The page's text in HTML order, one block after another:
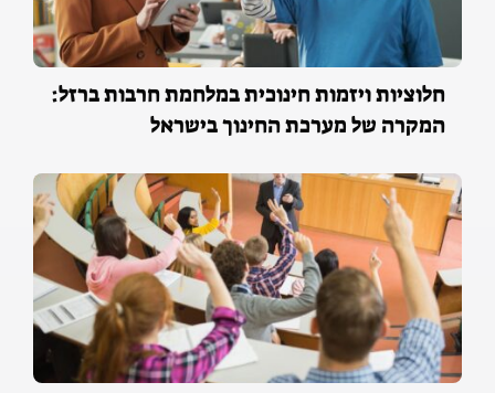
חלוציות ויזמות חינוכית במלחמת חרבות ברזל:
המקרה של מערכת החינוך בישראל